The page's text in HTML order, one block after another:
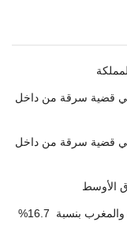
في قضية سرقة من داخل
في قضية سرقة من داخل
الأوسط
بنسبة 16.7%